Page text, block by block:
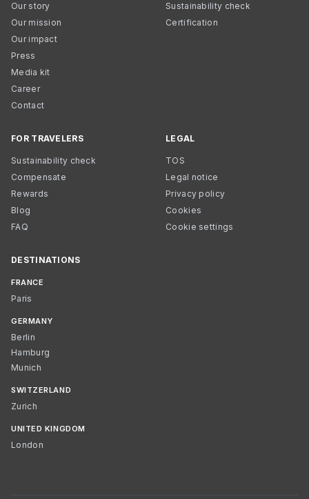
Our story
Our mission
Our impact
Press
Media kit
Career
Contact
Sustainability check
Certification
FOR TRAVELERS
Sustainability check
Compensate
Rewards
Blog
FAQ
LEGAL
TOS
Legal notice
Privacy policy
Cookies
Cookie settings
DESTINATIONS
FRANCE
Paris
GERMANY
Berlin
Hamburg
Munich
SWITZERLAND
Zurich
UNITED KINGDOM
London